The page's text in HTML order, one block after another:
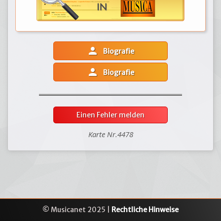
person Biografie
person Biografie
Einen Fehler melden
Karte Nr.4478
© Musicanet 2025 | Rechtliche Hinweise